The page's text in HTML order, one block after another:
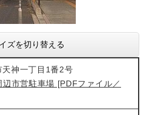
ズを切り替える
天神一丁目1番2号
辺市営駐車場 [PDFファイル／